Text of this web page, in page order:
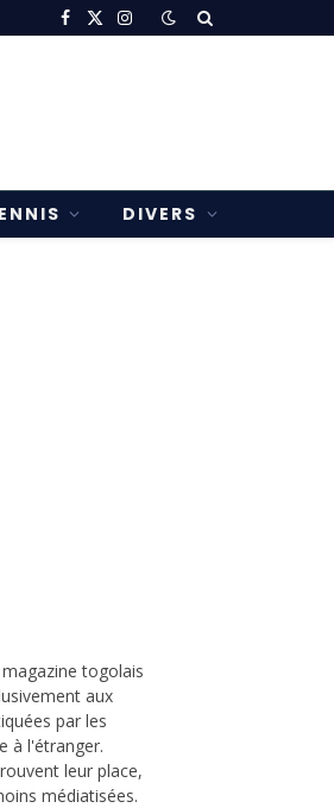
Facebook
X
Instagram
DIVERS
togolais
aux
par les
à l'étranger.
leur place,
médiatisées.